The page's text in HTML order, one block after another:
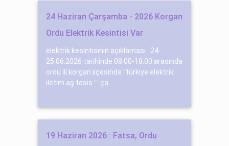
24 Haziran Çarşamba - 2026 Korgan
Ordu Elektrik Kesintisi Var
elektrik kesintisinin açıklaması : 24-
25.06.2026 tarihinde 08:00-18:00 arasında
ordu ili korgan ılçesinde “türkiye elektrik
iletim aş tesis ’ ’ ça...
19 Haziran 2026 : Fatsa, Ordu